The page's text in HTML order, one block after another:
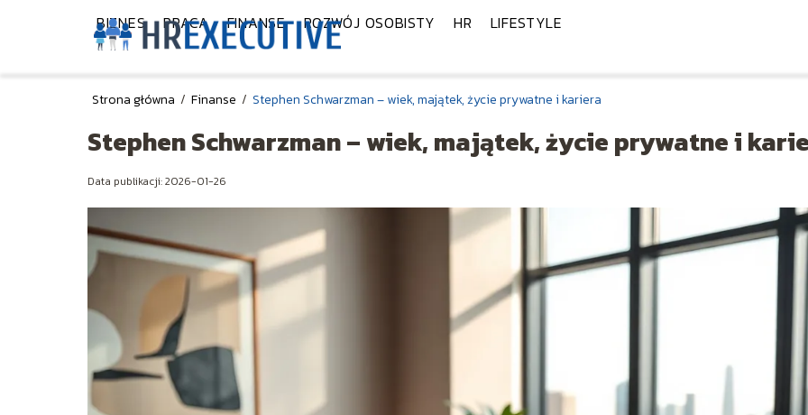
BIZNES PRACA FINANSE ROZWÓJ OSOBISTY HR LIFESTYLE
Strona główna / Finanse / Stephen Schwarzman – wiek, majątek, życie prywatne i kariera
Stephen Schwarzman – wiek, majątek, życie prywatne i
Data publikacji: 2026-01-26